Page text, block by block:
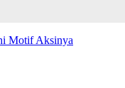
Motif Aksinya